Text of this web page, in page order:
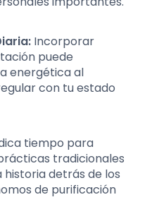
Incorporar
puede
energética al
con tu estado
tiempo para
tradicionales
detrás de los
de purificación